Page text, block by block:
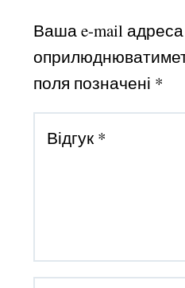
Ваша e-mail
поля позначені *